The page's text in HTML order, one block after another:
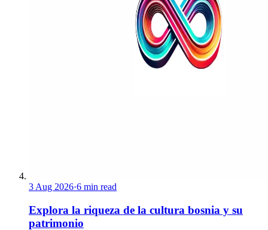
3 Aug 2026·6 min read
Explora la riqueza de la cultura bosnia y su
patrimonio